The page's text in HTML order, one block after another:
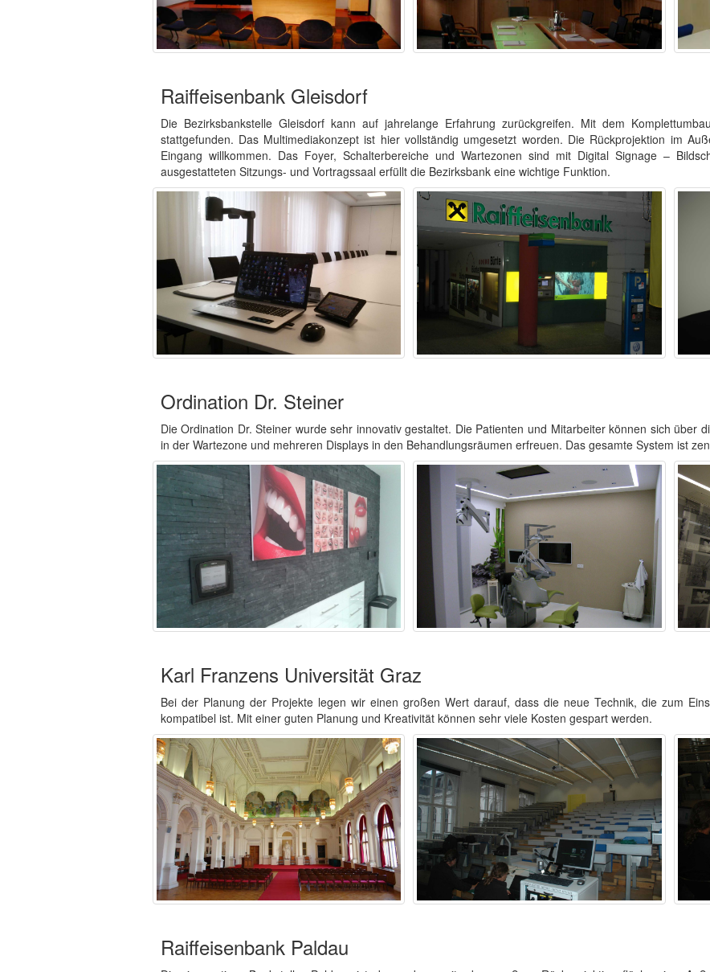
Raiffeisenbank Gleisdorf
Die Bezirksbankstelle Gleisdorf kann auf jahrelange Erfahrung zurückgreifen. Mit dem
stattgefunden. Das Multimediakonzept ist hier vollständig umgesetzt worden. Die Rückprojektion im
Eingang willkommen. Das Foyer, Schalterbereiche und Wartezonen sind mit Digital Signage –
ausgestatteten Sitzungs- und Vortragssaal erfüllt die Bezirksbank eine wichtige Funktion.
Ordination Dr. Steiner
Die Ordination Dr. Steiner wurde sehr innovativ gestaltet. Die Patienten und Mitarbeiter können sich über
in der Wartezone und mehreren Displays in den Behandlungsräumen erfreuen. Das gesamte System ist
Karl Franzens Universität Graz
Bei der Planung der Projekte legen wir einen großen Wert darauf, dass die neue Technik, die zum
kompatibel ist. Mit einer guten Planung und Kreativität können sehr viele Kosten gespart werden.
Raiffeisenbank Paldau